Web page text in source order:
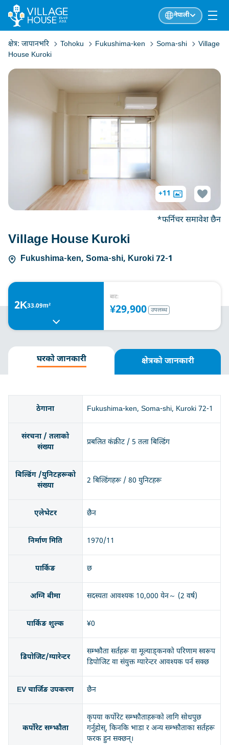
नेपाली
क्षेत्र: जापानभरि Tohoku Fukushima-ken Soma-shi
Village
House Kuroki
Village House Kuroki
Fukushima-ken, Soma-shi, Kuroki 72-1
+11
*फर्निचर समावेश छैन
2K33.09m²
बाट:
¥29,900 उपलब्ध
घरको जानकारी क्षेत्रको जानकारी
ठेगाना Fukushima-ken, Soma-shi, Kuroki 72-1
संरचना / तलाको
संख्या
प्रबलित कंक्रीट / 5 तला बिल्डिंग
बिल्डिंग /युनिटहरूको
संख्या
2 बिल्डिंगहरू / 80 युनिटहरू
एलेभेटर छैन
निर्माण मिति 1970/11
पार्किङ छ
अग्नि बीमा सदस्यता आवश्यक 10,000 येन～ (2 वर्ष)
पार्किङ शुल्क ¥0
डिपोजिट/ग्यारेन्टर
सम्झौता सर्तहरू वा मूल्याङ्कनको परिणाम स्वरूप
डिपोजिट वा संयुक्त ग्यारेन्टर आवश्यक पर्न सक्छ
EV चार्जिङ उपकरण छैन
कर्पोरेट सम्झौता
कृपया कर्पोरेट सम्झौताहरूको लागि सोधपुछ
गर्नुहोस्, किनकि भाडा र अन्य सम्झौताका सर्तहरू
फरक हुन सक्छन्।